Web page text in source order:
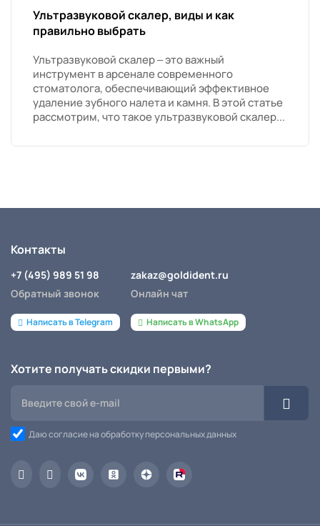
Ультразвуковой скалер, виды и как
правильно выбрать
Ультразвуковой скалер – это важный
инструмент в арсенале современного
стоматолога, обеспечивающий эффективное
удаление зубного налета и камня. В этой статье
рассмотрим, что такое ультразвуковой скалер...
Контакты
+7 (495) 989 51 98
Обратный звонок
Написать в Telegram
zakaz@goldident.ru
Онлайн чат
Написать в WhatsApp
Хотите получать скидки первыми?
Даю согласие на обработку персональных данных